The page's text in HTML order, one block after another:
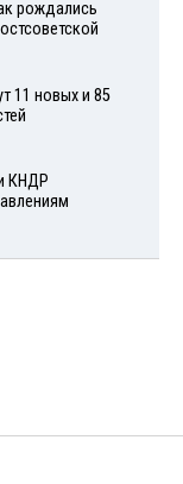
рождались
11 новых и 85
КНДР